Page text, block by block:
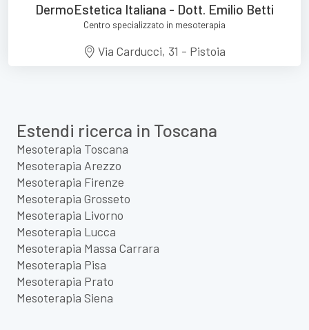
DermoEstetica Italiana - Dott. Emilio Betti
Centro specializzato in mesoterapia
Via Carducci, 31 - Pistoia
Estendi ricerca in Toscana
Mesoterapia Toscana
Mesoterapia Arezzo
Mesoterapia Firenze
Mesoterapia Grosseto
Mesoterapia Livorno
Mesoterapia Lucca
Mesoterapia Massa Carrara
Mesoterapia Pisa
Mesoterapia Prato
Mesoterapia Siena